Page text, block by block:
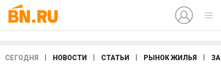
СЕГОДНЯ НОВОСТИ СТАТЬИ РЫНОК ЖИЛЬЯ